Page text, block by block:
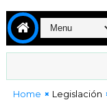
Home Legislación